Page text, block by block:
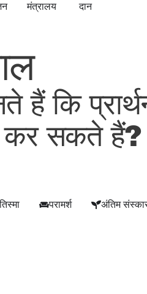
मंत्रालय दान
हैं कि
कर सकते हैं?
परामर्श अंतिम